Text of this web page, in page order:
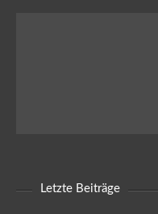
Letzte Beiträge